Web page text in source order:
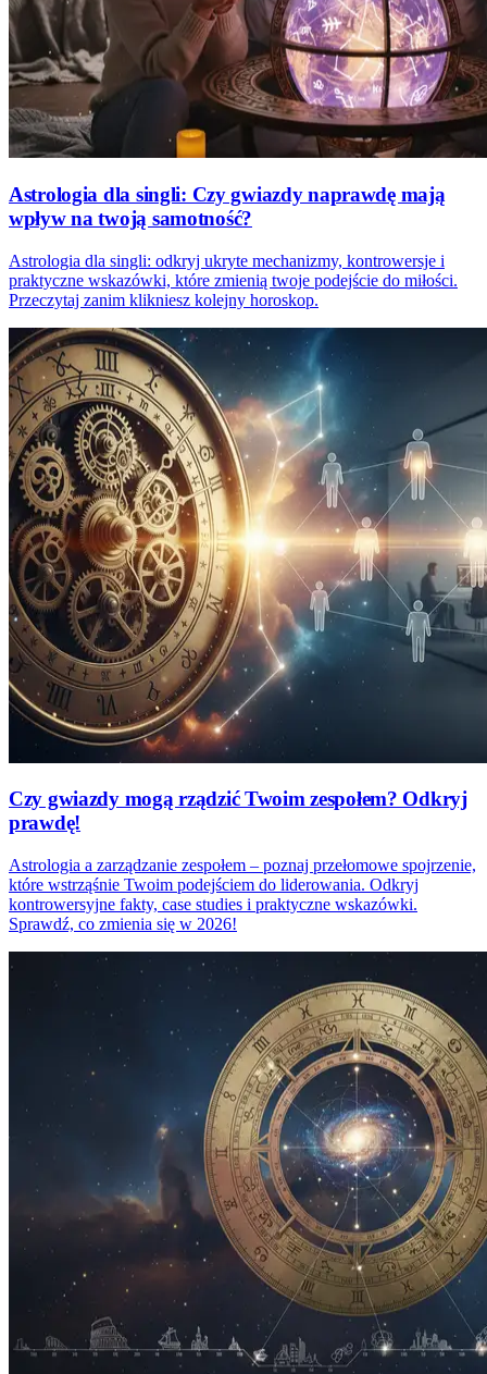
Astrologia dla singli: Czy gwiazdy naprawdę mają
wpływ na twoją samotność?
Astrologia dla singli: odkryj ukryte mechanizmy, kontrowersje i
praktyczne wskazówki, które zmienią twoje podejście do miłości.
Przeczytaj zanim klikniesz kolejny horoskop.
Czy gwiazdy mogą rządzić Twoim zespołem? Odkryj
prawdę!
Astrologia a zarządzanie zespołem – poznaj przełomowe spojrzenie,
które wstrząśnie Twoim podejściem do liderowania. Odkryj
kontrowersyjne fakty, case studies i praktyczne wskazówki.
Sprawdź, co zmienia się w 2026!